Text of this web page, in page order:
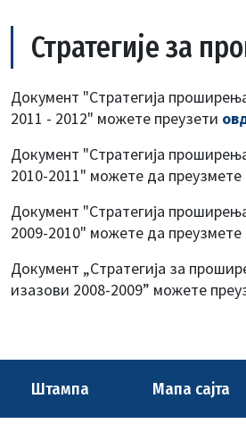
Стратегије за
Документ "Стратегија
2011 - 2012" можете преузети
Документ "Стратегија
2010-2011" можете да преузмете
Документ "Стратегија
2009-2010" можете да преузмете
Документ „Стратегија за
изазови 2008-2009” можете
Штампа Мапа сајта